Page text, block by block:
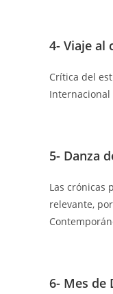
4- Viaje al
Crítica del
Internacional
5- Danza
Las crónicas
relevante,
6- Mes de